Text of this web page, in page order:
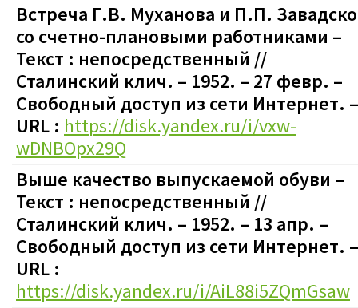
Встреча Г.В. Муханова и П.П.
со счетно-плановыми работниками –
Текст : непосредственный //
Сталинский клич. – 1952. – 27 февр. –
Свободный доступ из сети Интернет. –
URL : https://disk.yandex.ru/i/vxw-
wDNBOpx29Q
Выше качество выпускаемой обуви –
Текст : непосредственный //
Сталинский клич. – 1952. – 13 апр. –
Свободный доступ из сети Интернет. –
URL :
https://disk.yandex.ru/i/AiL88i5ZQmGsaw